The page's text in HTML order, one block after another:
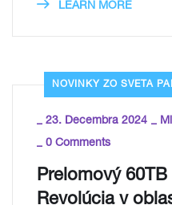
LEARN MORE
NOVINKY ZO SVETA
_ 23. Decembra 2024 _
_ 0 Comments
Prelomový
Revolúcia v